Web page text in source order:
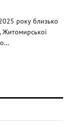
року близько
Житомирської